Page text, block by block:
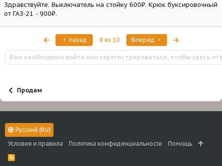
Здравствуйте. Выключатель на стойку 600₽. Крюк буксировочный
от ГАЗ-21 - 900₽.
ПервыйНазад 8 из 10 Вперед
Вам необходимо войти или зарегистрироваться, чтобы здесь
Продам
Русский (RU)
Условия и правила
Политика конфиденциальности Помощь
R